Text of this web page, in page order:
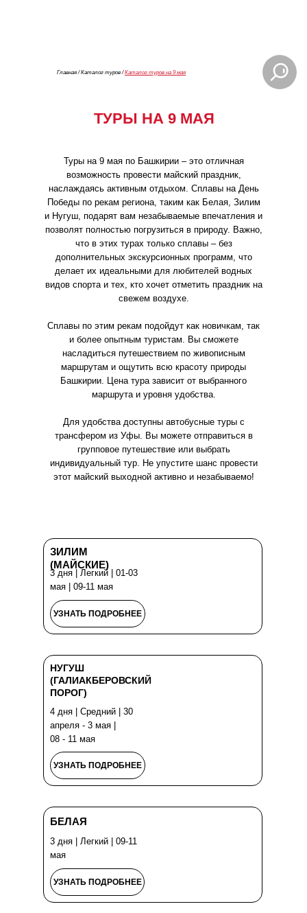
ТУРЫ НА 9 МАЯ
Туры на 9 мая по Башкирии – это отличная
возможность провести майский праздник,
наслаждаясь активным отдыхом. Сплавы на День
Победы по рекам региона, таким как Белая, Зилим
и Нугуш, подарят вам незабываемые впечатления и
позволят полностью погрузиться в природу. Важно,
что в этих турах только сплавы – без
дополнительных экскурсионных программ, что
делает их идеальными для любителей водных
видов спорта и тех, кто хочет отметить праздник на
свежем воздухе.
Сплавы по этим рекам подойдут как новичкам, так
и более опытным туристам. Вы сможете
насладиться путешествием по живописным
маршрутам и ощутить всю красоту природы
Башкирии. Цена тура зависит от выбранного
маршрута и уровня удобства.
Для удобства доступны автобусные туры с
трансфером из Уфы. Вы можете отправиться в
групповое путешествие или выбрать
индивидуальный тур. Не упустите шанс провести
этот майский выходной активно и незабываемо!
Главная / Каталог туров/Каталог туров на 9 мая
УЗНАТЬ ПОДРОБНЕЕ
3 дня | Легкий | 09-11
мая
БЕЛАЯ
ЗИЛИМ
(МАЙСКИЕ)
3 дня | Легкий | 01-03
мая | 09-11 мая
УЗНАТЬ ПОДРОБНЕЕ
НУГУШ
(ГАЛИАКБЕРОВСКИЙ
ПОРОГ)
4 дня | Средний | 30
апреля - 3 мая |
08 - 11 мая
УЗНАТЬ ПОДРОБНЕЕ